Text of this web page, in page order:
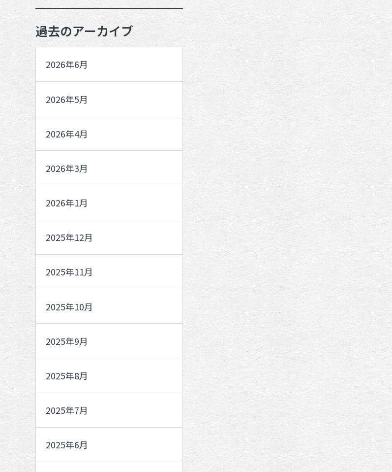
過去のアーカイブ
2026年6月
2026年5月
2026年4月
2026年3月
2026年1月
2025年12月
2025年11月
2025年10月
2025年9月
2025年8月
2025年7月
2025年6月